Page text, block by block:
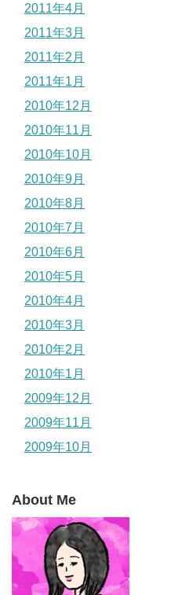
2011年4月
2011年3月
2011年2月
2011年1月
2010年12月
2010年11月
2010年10月
2010年9月
2010年8月
2010年7月
2010年6月
2010年5月
2010年4月
2010年3月
2010年2月
2010年1月
2009年12月
2009年11月
2009年10月
About Me